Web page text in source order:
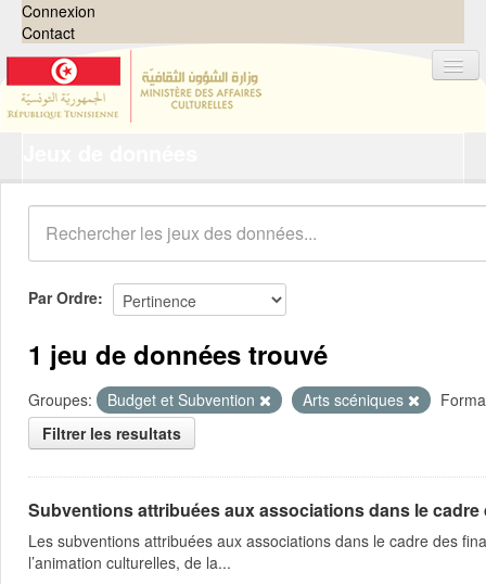
Connexion
Contact
Organisations
Groupes
Demandes 0
À propos
Par Ordre
1 jeu de données trouvé
Groupes: Budget et Subvention Arts scéniques
Filtrer les resultats
Subventions attribuées aux associations dans le
Les subventions attribuées aux associations dans le cadre des
l’animation culturelles, de la...